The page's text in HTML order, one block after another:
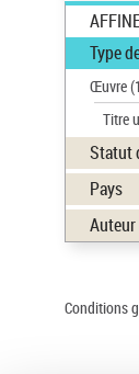
Type
Œuvre
Titre
Statut
Pays
Conditions